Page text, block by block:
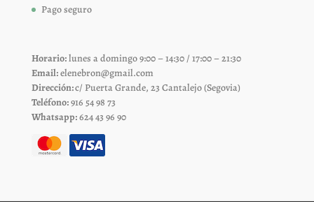
Pago seguro
Horario:lunes a domingo 9:00 – 14:30 / 17:00 – 21:30
Email:elenebron@gmail.com
Dirección:c/ Puerta Grande, 23 Cantalejo (Segovia)
Teléfono:916 54 98 73
Whatsapp:624 43 96 90